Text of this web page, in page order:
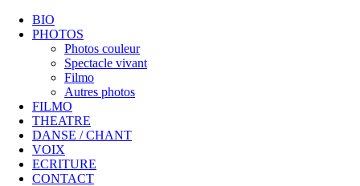
BIO
PHOTOS
Photos couleur
Spectacle vivant
Filmo
Autres photos
FILMO
THEATRE
DANSE / CHANT
VOIX
ECRITURE
CONTACT